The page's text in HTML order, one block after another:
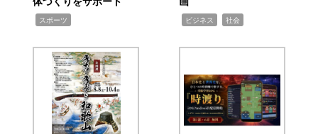
スポーツ ビジネス 社会